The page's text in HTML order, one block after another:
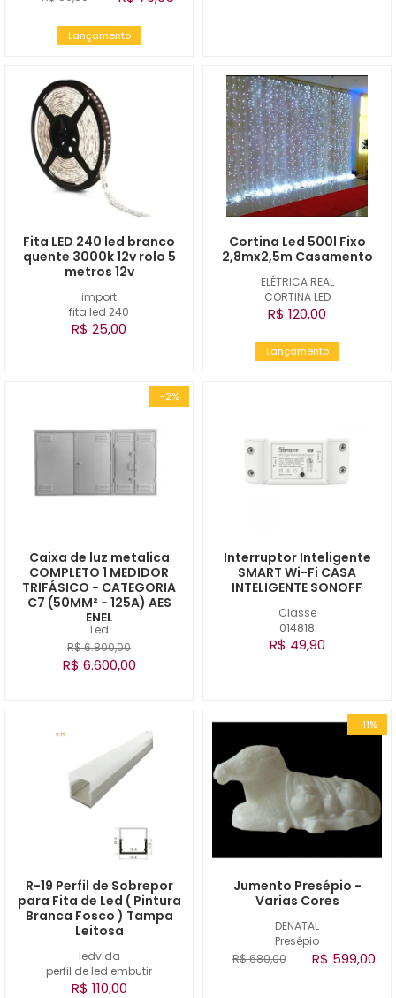
Lançamento
import
fita led 240
Fita LED 240 led branco
quente 3000k 12v rolo 5
metros 12v
R$ 25,00
ELÉTRICA REAL
CORTINA LED
Cortina Led 500l Fixo
2,8mx2,5m Casamento
R$ 120,00
Lançamento
-2%
Led
Caixa de luz metalica
COMPLETO 1 MEDIDOR
TRIFÁSICO - CATEGORIA
C7 (50MM² - 125A) AES
ENEL
R$ 6.800,00
R$ 6.600,00
Classe
014818
Interruptor Inteligente
SMART Wi-Fi CASA
INTELIGENTE SONOFF
R$ 49,90
ledvida
perfil de led embutir
R-19 Perfil de Sobrepor
para Fita de Led ( Pintura
Branca Fosco ) Tampa
Leitosa
R$ 110,00
-11%
DENATAL
Presépio
Jumento Presépio -
Varias Cores
R$ 680,00 R$ 599,00